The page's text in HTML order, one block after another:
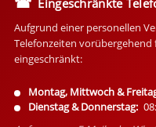
Eingeschränkte
Aufgrund einer personellen
Telefonzeiten
eingeschränkt:
Montag, Mittwoch &
Dienstag & Donnerstag: